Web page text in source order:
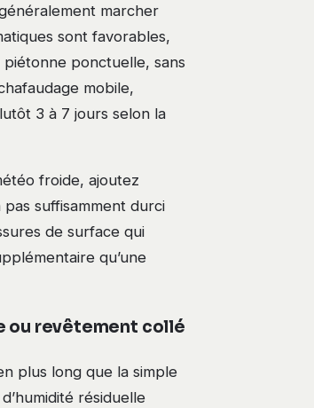
marcher
sont favorables,
ponctuelle, sans
mobile,
3 à 7 jours selon la
froide, ajoutez
suffisamment durci
de surface qui
qu’une
ou revêtement collé
plus long que la simple
résiduelle